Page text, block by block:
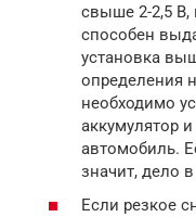
свыше 2-2,5 В,
способен
установка
определения
необходимо
аккумулятор
автомобиль.
значит, дело в
Если резкое